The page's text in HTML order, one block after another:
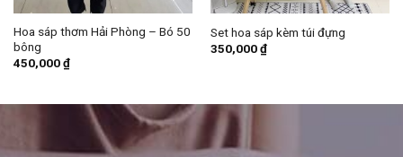
Hoa sáp thơm Hải Phòng – Bó 50
bông
450,000₫
Set hoa sáp kèm túi đựng
350,000₫